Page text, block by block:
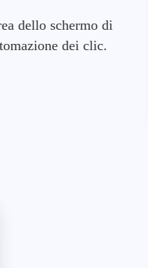
dello schermo di
dei clic.